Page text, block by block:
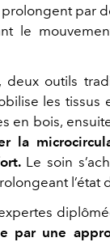
prolongent par
le
outils
les
en bois,
la
Le soin
l’état
par une